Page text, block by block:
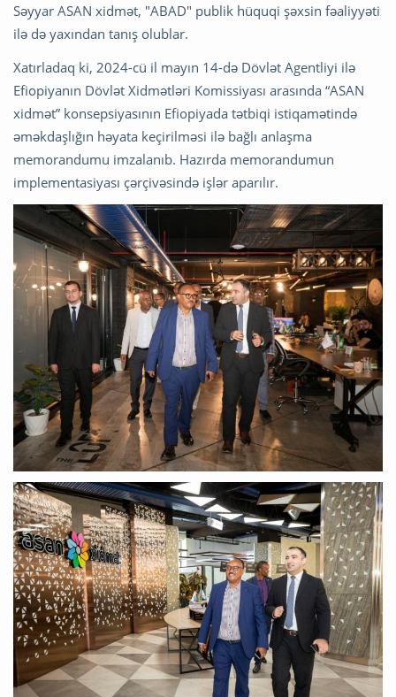
Səyyar ASAN xidmət, "ABAD" publik hüquqi şəxsin fəaliyyəti
ilə də yaxından tanış olublar.
Xatırladaq ki, 2024-cü il mayın 14-də Dövlət Agentliyi ilə
Efiopiyanın Dövlət Xidmətləri Komissiyası arasında “ASAN
xidmət” konsepsiyasının Efiopiyada tətbiqi istiqamətində
əməkdaşlığın həyata keçirilməsi ilə bağlı anlaşma
memorandumu imzalanıb. Hazırda memorandumun
implementasiyası çərçivəsində işlər aparılır.